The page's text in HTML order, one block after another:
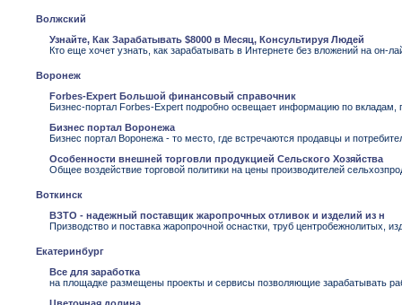
Волжский
Узнайте, Как Зарабатывать $8000 в Месяц, Консультируя Людей
Кто еще хочет узнать, как зарабатывать в Интернете без вложений на он-
Воронеж
Forbes-Expert Большой финансовый справочник
Бизнес-портал Forbes-Expert подробно освещает информацию по
Бизнес портал Воронежа
Бизнес портал Воронежа - то место, где встречаются продавцы и
Особенности внешней торговли продукцией Сельского Хозяйства
Общее воздействие торговой политики на цены производителей
Воткинск
ВЗТО - надежный поставщик жаропрочных отливок и изделий из н
Призводство и поставка жаропрочной оснастки, труб центробежнолитых,
Екатеринбург
Все для заработка
на площадке размещены проекты и сервисы позволяющие зарабатывать